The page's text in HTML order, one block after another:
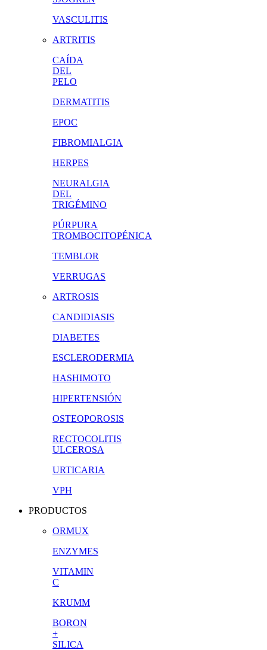
VASCULITIS
ARTRITIS
CAÍDA
DEL
PELO
DERMATITIS
EPOC
FIBROMIALGIA
HERPES
NEURALGIA
DEL
TRIGÉMINO
PÚRPURA
TROMBOCITOPÉNICA
TEMBLOR
VERRUGAS
ARTROSIS
CANDIDIASIS
DIABETES
ESCLERODERMIA
HASHIMOTO
HIPERTENSIÓN
OSTEOPOROSIS
RECTOCOLITIS
ULCEROSA
URTICARIA
VPH
PRODUCTOS
ORMUX
ENZYMES
VITAMIN
C
KRUMM
BORON
+
SILICA